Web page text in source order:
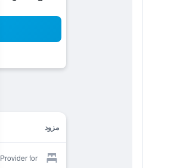
مزود
Provider for فندق بوري تانا لوت